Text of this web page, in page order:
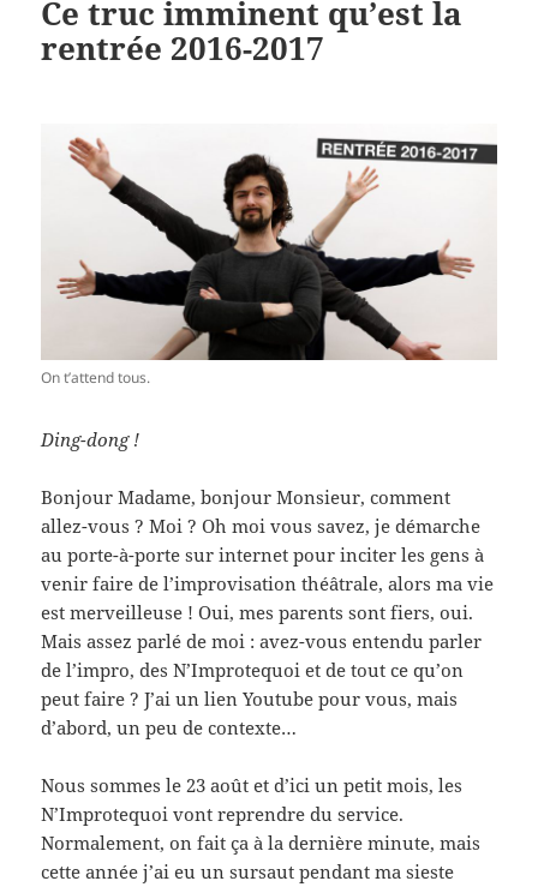
Ce truc imminent qu’est la
rentrée 2016-2017
On t’attend tous.
Ding-dong !
Bonjour Madame, bonjour Monsieur, comment
allez-vous ? Moi ? Oh moi vous savez, je démarche
au porte-à-porte sur internet pour inciter les gens à
venir faire de l’improvisation théâtrale, alors ma vie
est merveilleuse ! Oui, mes parents sont fiers, oui.
Mais assez parlé de moi : avez-vous entendu parler
de l’impro, des N’Improtequoi et de tout ce qu’on
peut faire ? J’ai un lien Youtube pour vous, mais
d’abord, un peu de contexte…
Nous sommes le 23 août et d’ici un petit mois, les
N’Improtequoi vont reprendre du service.
Normalement, on fait ça à la dernière minute, mais
cette année j’ai eu un sursaut pendant ma sieste